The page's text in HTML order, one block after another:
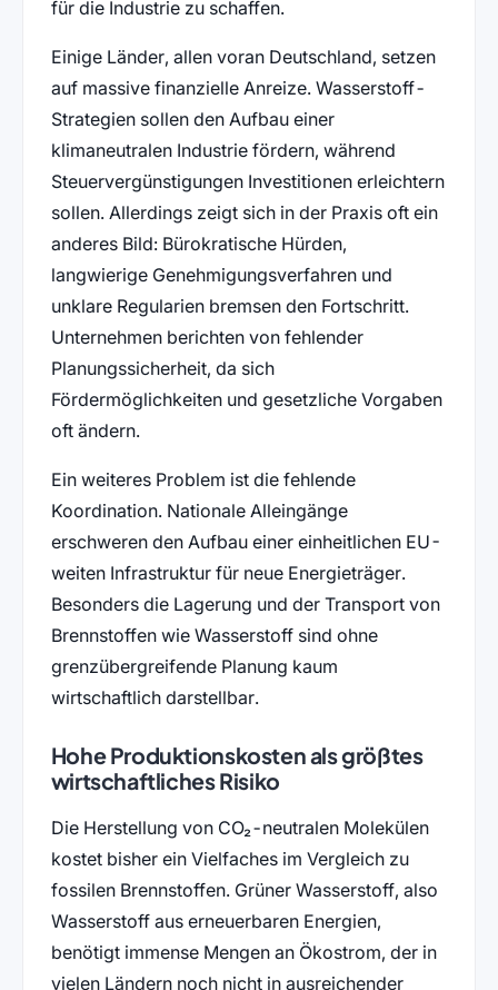
für die Industrie zu schaffen.
Einige Länder, allen voran Deutschland, setzen
auf massive finanzielle Anreize. Wasserstoff-
Strategien sollen den Aufbau einer
klimaneutralen Industrie fördern, während
Steuervergünstigungen Investitionen erleichtern
sollen. Allerdings zeigt sich in der Praxis oft ein
anderes Bild: Bürokratische Hürden,
langwierige Genehmigungsverfahren und
unklare Regularien bremsen den Fortschritt.
Unternehmen berichten von fehlender
Planungssicherheit, da sich
Fördermöglichkeiten und gesetzliche Vorgaben
oft ändern.
Ein weiteres Problem ist die fehlende
Koordination. Nationale Alleingänge
erschweren den Aufbau einer einheitlichen EU-
weiten Infrastruktur für neue Energieträger.
Besonders die Lagerung und der Transport von
Brennstoffen wie Wasserstoff sind ohne
grenzübergreifende Planung kaum
wirtschaftlich darstellbar.
Hohe Produktionskosten als größtes
wirtschaftliches Risiko
Die Herstellung von CO₂-neutralen Molekülen
kostet bisher ein Vielfaches im Vergleich zu
fossilen Brennstoffen. Grüner Wasserstoff, also
Wasserstoff aus erneuerbaren Energien,
benötigt immense Mengen an Ökostrom, der in
vielen Ländern noch nicht in ausreichender